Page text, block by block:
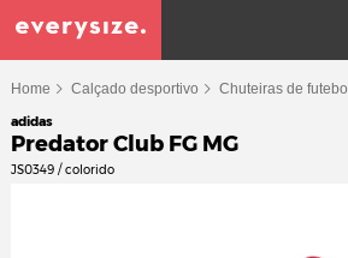
Home Calçado desportivo Chuteiras de futebol
adidas
Predator Club FG MG
JS0349 / colorido